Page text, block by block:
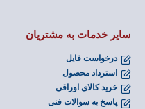
سایر خدمات به مشتریان
درخواست فایل
استرداد محصول
خرید کالای اوراقی
پاسخ به سوالات فنی